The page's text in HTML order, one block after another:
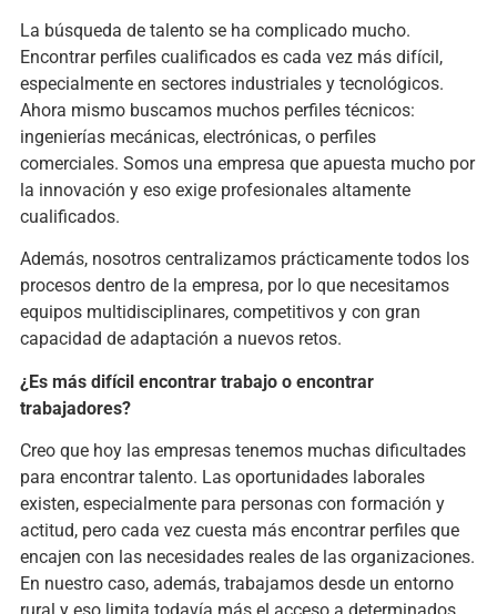
La búsqueda de talento se ha complicado mucho.
Encontrar perfiles cualificados es cada vez más difícil,
especialmente en sectores industriales y tecnológicos.
Ahora mismo buscamos muchos perfiles técnicos:
ingenierías mecánicas, electrónicas, o perfiles
comerciales. Somos una empresa que apuesta mucho por
la innovación y eso exige profesionales altamente
cualificados.
Además, nosotros centralizamos prácticamente todos los
procesos dentro de la empresa, por lo que necesitamos
equipos multidisciplinares, competitivos y con gran
capacidad de adaptación a nuevos retos.
¿Es más difícil encontrar trabajo o encontrar
trabajadores?
Creo que hoy las empresas tenemos muchas dificultades
para encontrar talento. Las oportunidades laborales
existen, especialmente para personas con formación y
actitud, pero cada vez cuesta más encontrar perfiles que
encajen con las necesidades reales de las organizaciones.
En nuestro caso, además, trabajamos desde un entorno